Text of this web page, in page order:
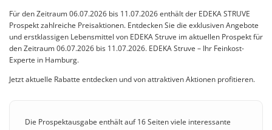
Für den Zeitraum 06.07.2026 bis 11.07.2026 enthält der EDEKA STRUVE
Prospekt zahlreiche Preisaktionen. Entdecken Sie die exklusiven Angebote
und erstklassigen Lebensmittel von EDEKA Struve im aktuellen Prospekt für
den Zeitraum 06.07.2026 bis 11.07.2026. EDEKA Struve – Ihr Feinkost-
Experte in Hamburg.
Jetzt aktuelle Rabatte entdecken und von attraktiven Aktionen profitieren.
Die Prospektausgabe enthält auf 16 Seiten viele interessante